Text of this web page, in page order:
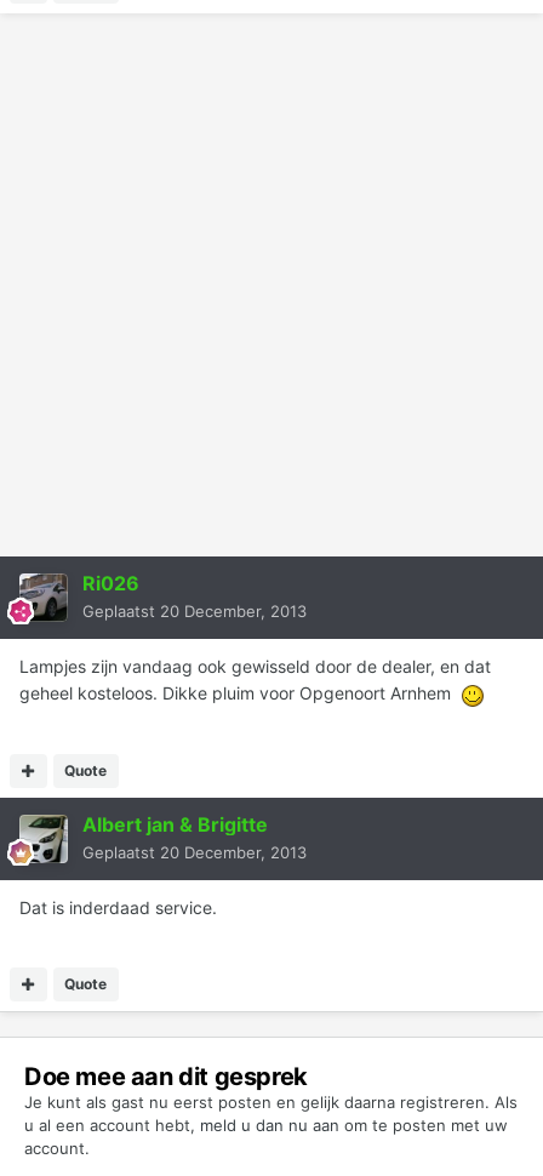
Ri026
Geplaatst 20 December, 2013
Lampjes zijn vandaag ook gewisseld door de dealer, en dat
geheel kosteloos. Dikke pluim voor Opgenoort Arnhem
Quote
Albert jan & Brigitte
Geplaatst 20 December, 2013
Dat is inderdaad service.
Quote
Doe mee aan dit gesprek
Je kunt als gast nu eerst posten en gelijk daarna registreren. Als
u al een account hebt, meld u dan nu aan om te posten met uw
account.